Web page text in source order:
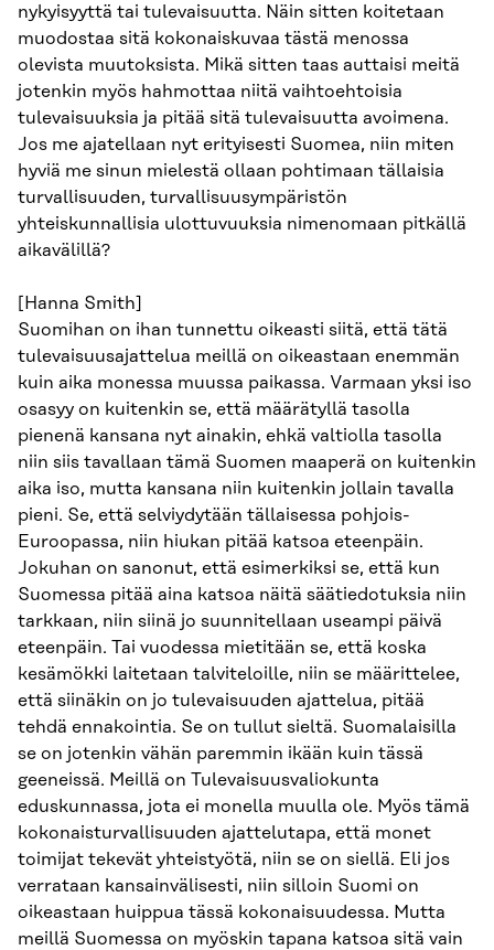
nykyisyyttä tai tulevaisuutta. Näin sitten koitetaan
muodostaa sitä kokonaiskuvaa tästä menossa
olevista muutoksista. Mikä sitten taas auttaisi meitä
jotenkin myös hahmottaa niitä vaihtoehtoisia
tulevaisuuksia ja pitää sitä tulevaisuutta avoimena.
Jos me ajatellaan nyt erityisesti Suomea, niin miten
hyviä me sinun mielestä ollaan pohtimaan tällaisia
turvallisuuden, turvallisuusympäristön
yhteiskunnallisia ulottuvuuksia nimenomaan pitkällä
aikavälillä?
[Hanna Smith]
Suomihan on ihan tunnettu oikeasti siitä, että tätä
tulevaisuusajattelua meillä on oikeastaan enemmän
kuin aika monessa muussa paikassa. Varmaan yksi iso
osasyy on kuitenkin se, että määrätyllä tasolla
pienenä kansana nyt ainakin, ehkä valtiolla tasolla
niin siis tavallaan tämä Suomen maaperä on kuitenkin
aika iso, mutta kansana niin kuitenkin jollain tavalla
pieni. Se, että selviydytään tällaisessa pohjois-
Euroopassa, niin hiukan pitää katsoa eteenpäin.
Jokuhan on sanonut, että esimerkiksi se, että kun
Suomessa pitää aina katsoa näitä säätiedotuksia niin
tarkkaan, niin siinä jo suunnitellaan useampi päivä
eteenpäin. Tai vuodessa mietitään se, että koska
kesämökki laitetaan talviteloille, niin se määrittelee,
että siinäkin on jo tulevaisuuden ajattelua, pitää
tehdä ennakointia. Se on tullut sieltä. Suomalaisilla
se on jotenkin vähän paremmin ikään kuin tässä
geeneissä. Meillä on Tulevaisuusvaliokunta
eduskunnassa, jota ei monella muulla ole. Myös tämä
kokonaisturvallisuuden ajattelutapa, että monet
toimijat tekevät yhteistyötä, niin se on siellä. Eli jos
verrataan kansainvälisesti, niin silloin Suomi on
oikeastaan huippua tässä kokonaisuudessa. Mutta
meillä Suomessa on myöskin tapana katsoa sitä vain